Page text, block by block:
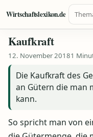
Zum Inhalt springen
Wirtschaftslexikon.de
Kaufkraft
12. November 20181
Die Kaufkraft des
an Gütern die man
kann.
So spricht man von